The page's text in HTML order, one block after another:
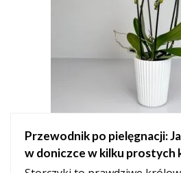
Przewodnik po pielęgnacji:
w doniczce w kilku prostych